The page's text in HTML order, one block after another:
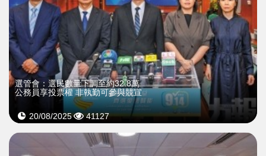
選管會：選民數量下調至約32.8萬
公務員享投票權 非執勤可參與競宣
20/08/2025 41127